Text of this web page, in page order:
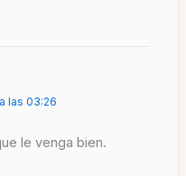
las 03:26
le venga bien.